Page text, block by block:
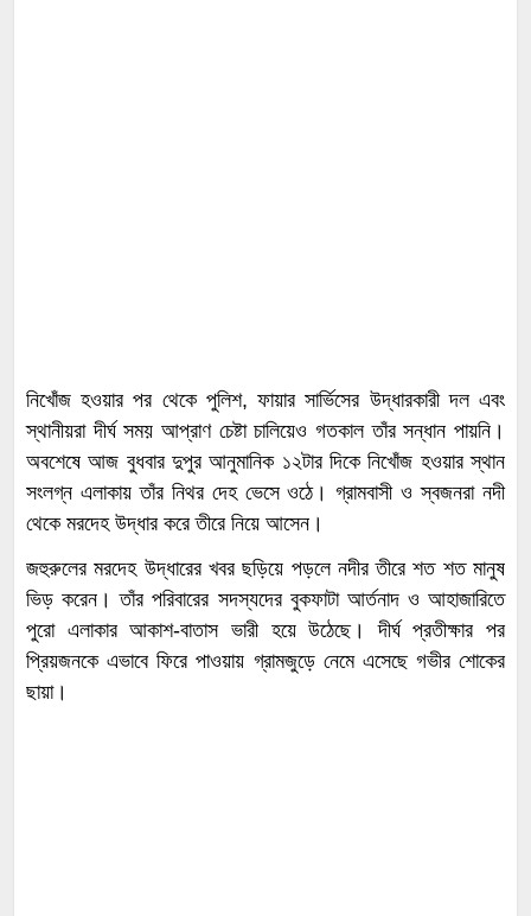
​নিখোঁজ হওয়ার পর থেকে পুলিশ, ফায়ার সার্ভিসের উদ্ধারকারী দল এবং
স্থানীয়রা দীর্ঘ সময় আপ্রাণ চেষ্টা চালিয়েও গতকাল তাঁর সন্ধান পায়নি।
অবশেষে আজ বুধবার দুপুর আনুমানিক ১২টার দিকে নিখোঁজ হওয়ার স্থান
সংলগ্ন এলাকায় তাঁর নিথর দেহ ভেসে ওঠে। গ্রামবাসী ও স্বজনরা নদী
থেকে মরদেহ উদ্ধার করে তীরে নিয়ে আসেন।
​জহুরুলের মরদেহ উদ্ধারের খবর ছড়িয়ে পড়লে নদীর তীরে শত শত মানুষ
ভিড় করেন। তাঁর পরিবারের সদস্যদের বুকফাটা আর্তনাদ ও আহাজারিতে
পুরো এলাকার আকাশ-বাতাস ভারী হয়ে উঠেছে। দীর্ঘ প্রতীক্ষার পর
প্রিয়জনকে এভাবে ফিরে পাওয়ায় গ্রামজুড়ে নেমে এসেছে গভীর শোকের
ছায়া।